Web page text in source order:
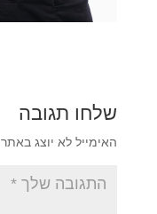
שלחו תגובה
האימייל לא יוצג באתר.